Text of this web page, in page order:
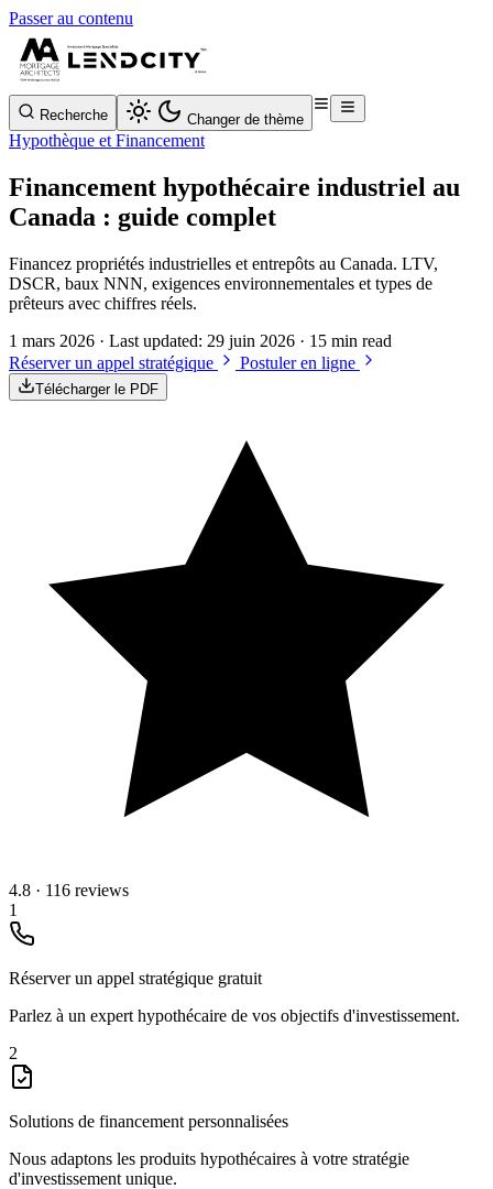
Passer au contenu
Recherche Changer de thème
Hypothèque et Financement
Financement hypothécaire industriel au
Canada : guide complet
Financez propriétés industrielles et entrepôts au Canada. LTV,
DSCR, baux NNN, exigences environnementales et types de
prêteurs avec chiffres réels.
1 mars 2026 · Last updated: 29 juin 2026 · 15 min read
Réserver un appel stratégique
Postuler en ligne
Télécharger le PDF
4.8 · 116 reviews
1
Réserver un appel stratégique gratuit
Parlez à un expert hypothécaire de vos objectifs d'investissement.
2
Solutions de financement personnalisées
Nous adaptons les produits hypothécaires à votre stratégie
d'investissement unique.